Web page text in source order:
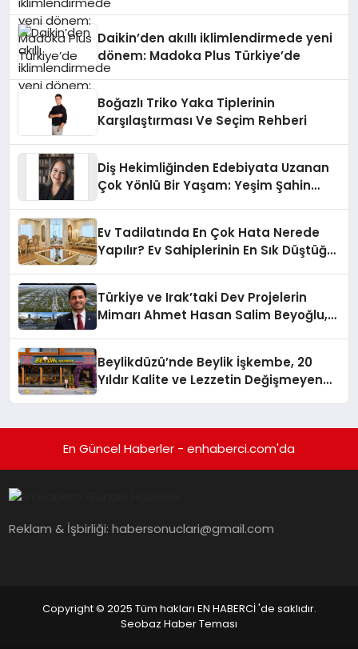
Daikin’den akıllı iklimlendirmede yeni
dönem: Madoka Plus Türkiye’de
Boğazlı Triko Yaka Tiplerinin
Karşılaştırması Ve Seçim Rehberi
Diş Hekimliğinden Edebiyata Uzanan
Çok Yönlü Bir Yaşam: Yeşim Şahin
Ev Tadilatında En Çok Hata Nerede
Yapılır? Ev Sahiplerinin En Sık Düştüğü
Türkiye ve Irak’taki Dev Projelerin
Mimarı Ahmet Hasan Salim Beyoğlu,
Hayata Geçirecek
Beylikdüzü’nde Beylik İşkembe, 20
Yıldır Kalite ve Lezzetin Değişmeyen
En Güncel Haberler - enhaberci.com'da
Reklam & İşbirliği:habersonuclari@gmail.com
Copyright © 2025 Tüm hakları EN HABERCİ 'de saklıdır.
Seobaz Haber Teması